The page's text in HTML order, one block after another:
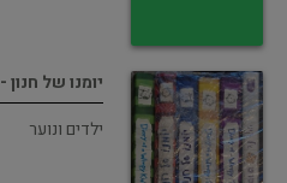
יומנו של חנון - 6 ספרים
ילדים ונוער